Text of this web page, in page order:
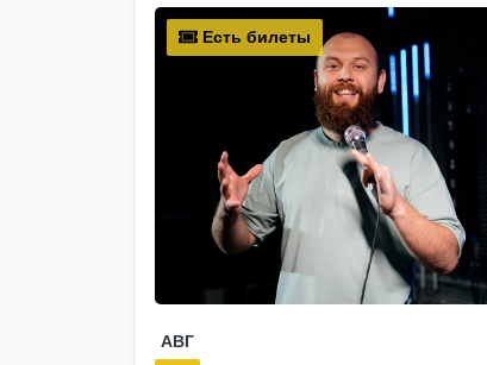
Есть билеты
АВГ